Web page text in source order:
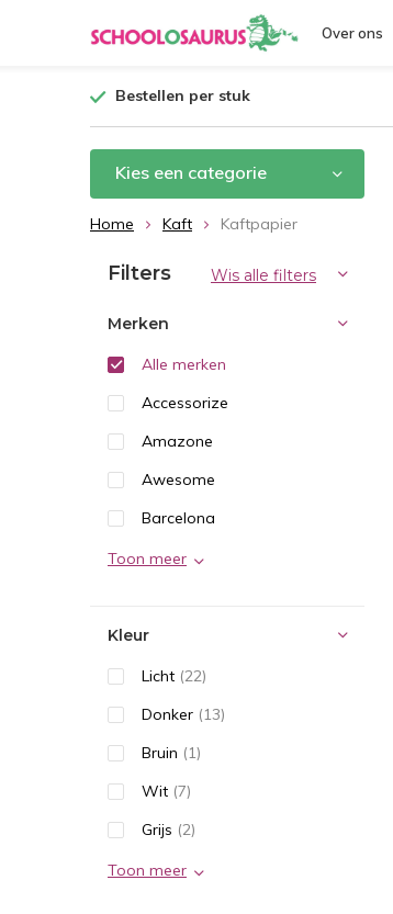
Over ons
Bestellen per stuk
Kies een categorie
Home Kaft Kaftpapier
Filters Wis alle filters
Merken
Alle merken
Accessorize
Amazone
Awesome
Barcelona
Toon meer
Kleur
Licht (22)
Donker (13)
Bruin (1)
Wit (7)
Grijs (2)
Toon meer